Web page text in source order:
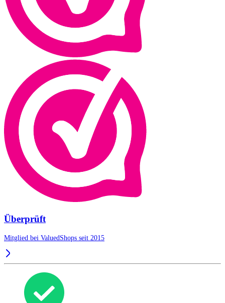
Überprüft
Mitglied bei ValuedShops seit 2015